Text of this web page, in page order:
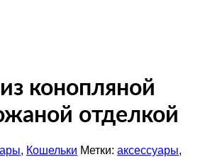
конопляной
отделкой
, Кошельки Метки: аксессуары,